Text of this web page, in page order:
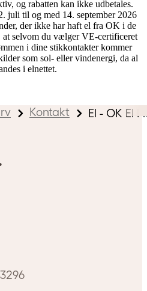
og rabatten kan ikke udbetales.
juli til og med 14. september 2026
der ikke har haft el fra OK i de
at selvom du vælger VE-certificeret
i dine stikkontakter kommer
som sol- eller vindenergi, da al
i elnettet.
Kontakt El - OK El